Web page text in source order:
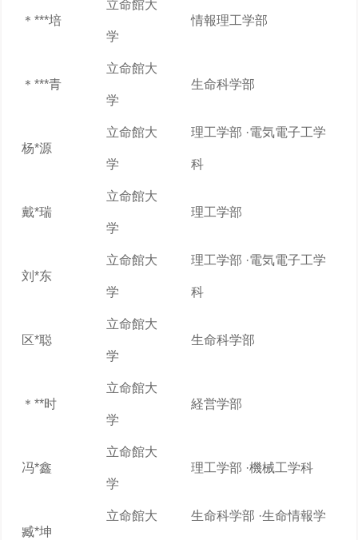
＊***培
立命館大
学
情報理工学部
＊***青
立命館大
学
生命科学部
杨*源
立命館大
学
理工学部 ·電気電子工学
科
戴*瑞
立命館大
学
理工学部
刘*东
立命館大
学
理工学部 ·電気電子工学
科
区*聪
立命館大
学
生命科学部
＊**时
立命館大
学
経営学部
冯*鑫
立命館大
学
理工学部 ·機械工学科
臧*坤
立命館大 生命科学部 ·生命情報学